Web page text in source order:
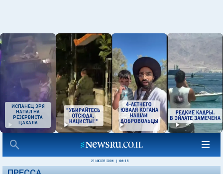
ИСПАНЕЦ ЗРЯ
НАПАЛ НА
РЕЗЕРВИСТА
ЦАХАЛА
21 ИЮЛЯ 2006 06:15